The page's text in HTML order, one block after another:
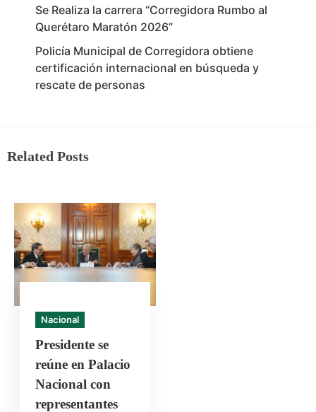
Se Realiza la carrera “Corregidora Rumbo al
Querétaro Maratón 2026”
Policía Municipal de Corregidora obtiene
certificación internacional en búsqueda y
rescate de personas
Related Posts
Nacional
Presidente se
reúne en Palacio
Nacional con
representantes